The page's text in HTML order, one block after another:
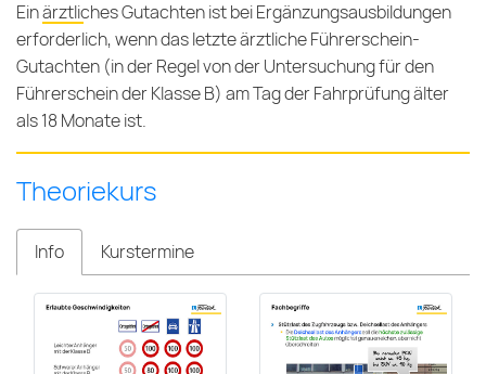
Einärztliches Gutachtenist bei Ergänzungsausbildungen
erforderlich, wenn das letzte ärztliche Führerschein-
Gutachten (in der Regel von der Untersuchung für den
Führerschein der Klasse B) am Tag der Fahrprüfung älter
als 18 Monate ist.
Theoriekurs
Info Kurstermine